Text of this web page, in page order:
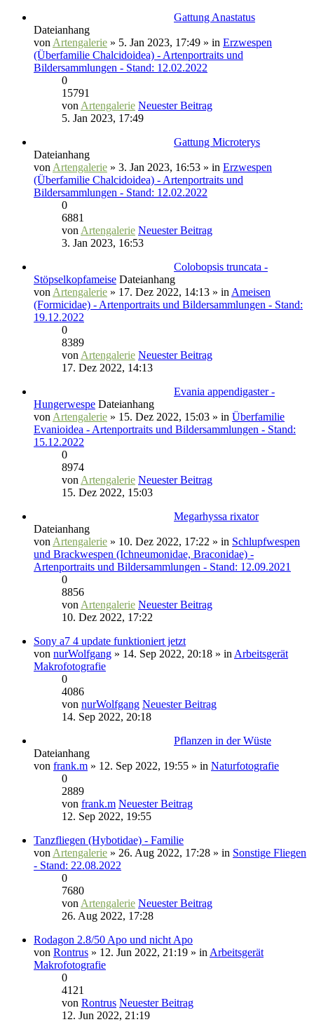
Gattung Anastatus
Dateianhang
von Artengalerie » 5. Jan 2023, 17:49 » in Erzwespen
(Überfamilie Chalcidoidea) - Artenportraits und
Bildersammlungen - Stand: 12.02.2022
0
15791
von Artengalerie Neuester Beitrag
5. Jan 2023, 17:49
Gattung Microterys
Dateianhang
von Artengalerie » 3. Jan 2023, 16:53 » in Erzwespen
(Überfamilie Chalcidoidea) - Artenportraits und
Bildersammlungen - Stand: 12.02.2022
0
6881
von Artengalerie Neuester Beitrag
3. Jan 2023, 16:53
Colobopsis truncata -
Stöpselkopfameise Dateianhang
von Artengalerie » 17. Dez 2022, 14:13 » in Ameisen
(Formicidae) - Artenportraits und Bildersammlungen - Stand:
19.12.2022
0
8389
von Artengalerie Neuester Beitrag
17. Dez 2022, 14:13
Evania appendigaster -
Hungerwespe Dateianhang
von Artengalerie » 15. Dez 2022, 15:03 » in Überfamilie
Evanioidea - Artenportraits und Bildersammlungen - Stand:
15.12.2022
0
8974
von Artengalerie Neuester Beitrag
15. Dez 2022, 15:03
Megarhyssa rixator
Dateianhang
von Artengalerie » 10. Dez 2022, 17:22 » in Schlupfwespen
und Brackwespen (Ichneumonidae, Braconidae) -
Artenportraits und Bildersammlungen - Stand: 12.09.2021
0
8856
von Artengalerie Neuester Beitrag
10. Dez 2022, 17:22
Sony a7 4 update funktioniert jetzt
von nurWolfgang » 14. Sep 2022, 20:18 » in Arbeitsgerät
Makrofotografie
0
4086
von nurWolfgang Neuester Beitrag
14. Sep 2022, 20:18
Pflanzen in der Wüste
Dateianhang
von frank.m » 12. Sep 2022, 19:55 » in Naturfotografie
0
2889
von frank.m Neuester Beitrag
12. Sep 2022, 19:55
Tanzfliegen (Hybotidae) - Familie
von Artengalerie » 26. Aug 2022, 17:28 » in Sonstige Fliegen
- Stand: 22.08.2022
0
7680
von Artengalerie Neuester Beitrag
26. Aug 2022, 17:28
Rodagon 2.8/50 Apo und nicht Apo
von Rontrus » 12. Jun 2022, 21:19 » in Arbeitsgerät
Makrofotografie
0
4121
von Rontrus Neuester Beitrag
12. Jun 2022, 21:19